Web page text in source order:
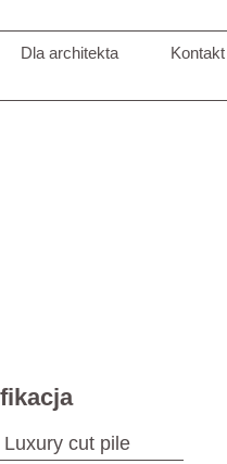
Dla architekta Kontakt
Luxury cut pile